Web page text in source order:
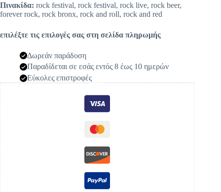
Πινακίδα: rock festival, rock festival, rock live, rock beer,
forever rock, rock bronx, rock and roll, rock and red
επιλέξτε τις επιλογές σας στη σελίδα πληρωμής
Δωρεάν παράδοση
Παραδίδεται σε εσάς εντός 8 έως 10 ημερών
Εύκολες επιστροφές